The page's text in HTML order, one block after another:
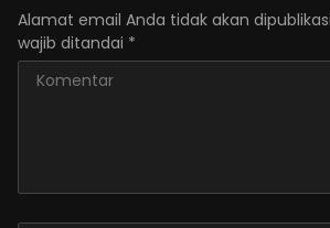
Alamat email Anda tidak akan
wajib ditandai *